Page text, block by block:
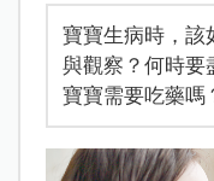
寶寶生病時，該
與觀察？何時要
寶寶需要吃藥嗎